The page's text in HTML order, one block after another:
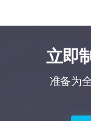
立即
准备为